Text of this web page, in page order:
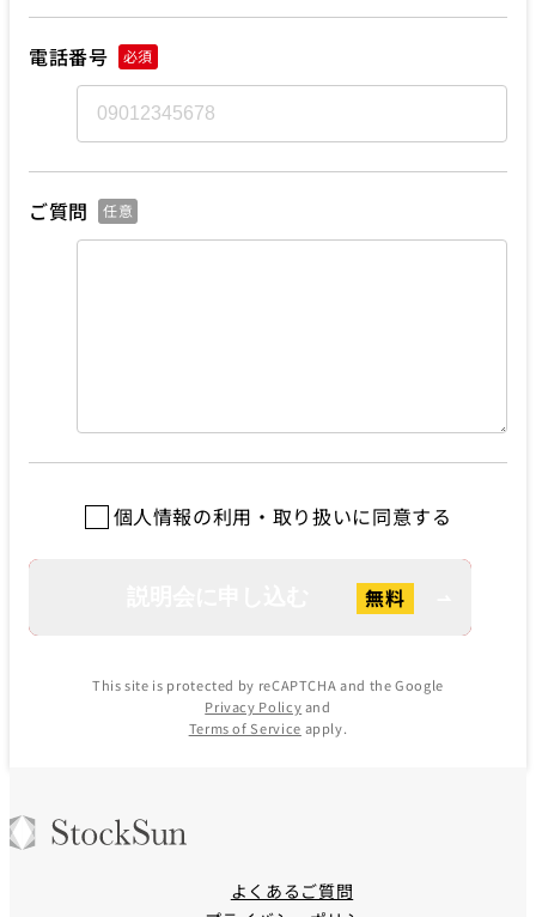
電話番号 必須
ご質問 任意
個人情報の利用・取り扱いに同意する
This site is protected by reCAPTCHA and the Google
Privacy Policyand
Terms of Service apply.
よくあるご質問